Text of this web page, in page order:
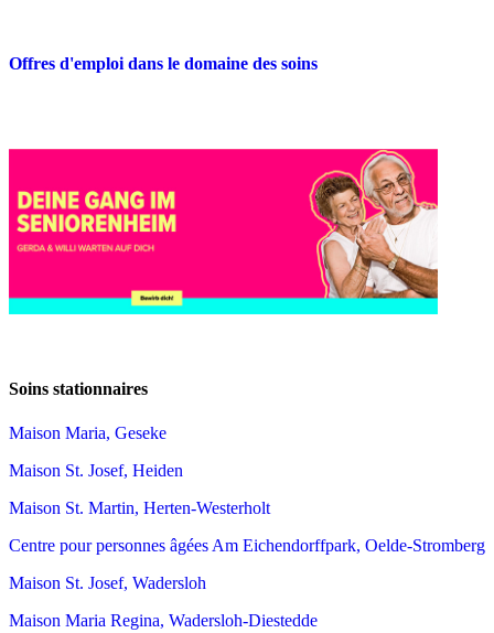
Offres d'emploi dans le domaine des soins
Soins stationnaires
Maison Maria, Geseke
Maison St. Josef, Heiden
Maison St. Martin, Herten-Westerholt
Centre pour personnes âgées Am Eichendorffpark, Oelde-Stromberg
Maison St. Josef, Wadersloh
Maison Maria Regina, Wadersloh-Diestedde